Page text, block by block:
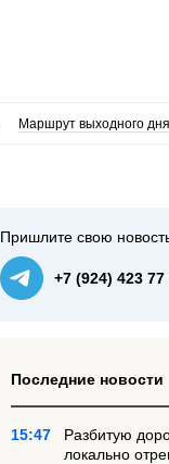
Маршрут выходного дня
Пришлите свою
+7 (924) 423 77
Последние новости
15:47
Разбитую
локально